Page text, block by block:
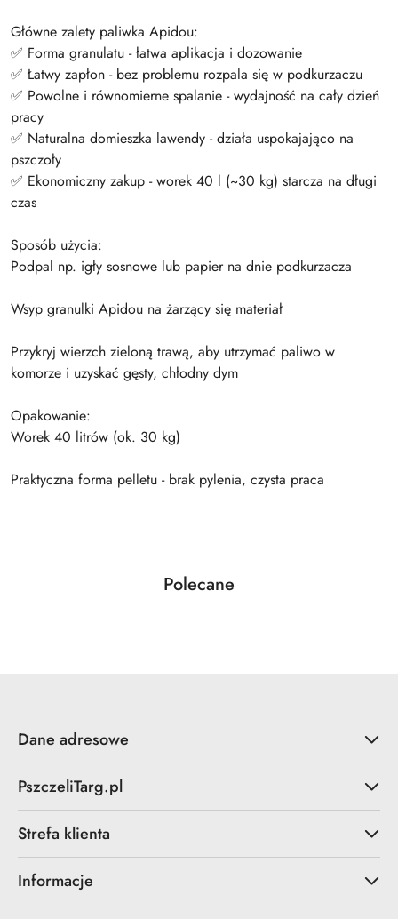
Główne zalety paliwka Apidou:
✅ Forma granulatu - łatwa aplikacja i dozowanie
✅ Łatwy zapłon - bez problemu rozpala się w podkurzaczu
✅ Powolne i równomierne spalanie - wydajność na cały dzień
pracy
✅ Naturalna domieszka lawendy - działa uspokajająco na
pszczoły
✅ Ekonomiczny zakup - worek 40 l (~30 kg) starcza na długi
czas
Sposób użycia:
Podpal np. igły sosnowe lub papier na dnie podkurzacza
Wsyp granulki Apidou na żarzący się materiał
Przykryj wierzch zieloną trawą, aby utrzymać paliwo w
komorze i uzyskać gęsty, chłodny dym
Opakowanie:
Worek 40 litrów (ok. 30 kg)
Praktyczna forma pelletu - brak pylenia, czysta praca
Pomiń karuzelę produktów
Produkty
Polecane
Dane adresowe
PszczeliTarg.pl
Strefa klienta
Informacje